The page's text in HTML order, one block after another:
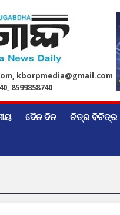
kborpmedia@gmail.com
8599858740
ଦୈନ ଦିନ ଚିତ୍ର ବିଚିତ୍ର